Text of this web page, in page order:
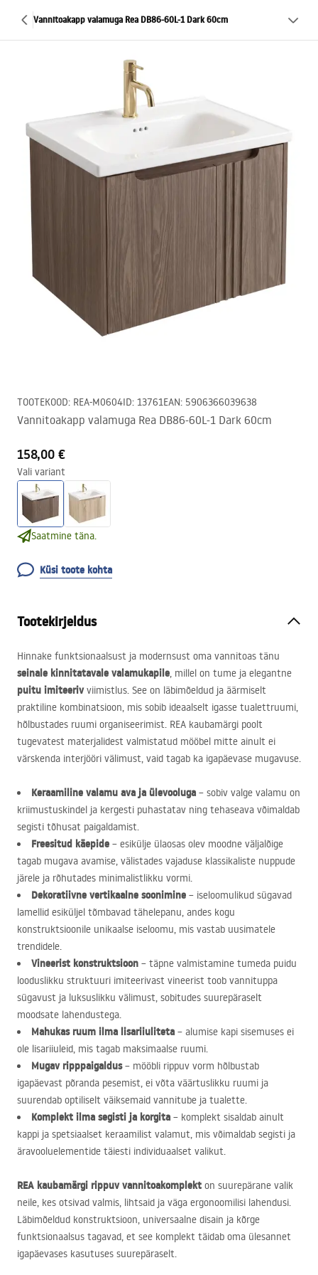
Vannitoakapp valamuga Rea DB86-60L-1 Dark 60cm
TOOTEKOOD: REA-M0604ID: 13761EAN: 5906366039638
Vannitoakapp valamuga Rea DB86-60L-1 Dark 60cm
158,00 €
Vali variant
Saatmine täna.
Küsi toote kohta
Tootekirjeldus
Hinnake funktsionaalsust ja modernsust oma vannitoas tänu
seinale kinnitatavale valamukapile, millel on tume ja elegantne
puitu imiteerivviimistlus. See on läbimõeldud ja äärmiselt
praktiline kombinatsioon, mis sobib ideaalselt igasse tualettruumi,
hõlbustades ruumi organiseerimist. REA kaubamärgi poolt
tugevatest materjalidest valmistatud mööbel mitte ainult ei
värskenda interjööri välimust, vaid tagab ka igapäevase mugavuse.
Keraamiline valamu ava ja ülevooluga – sobiv valge valamu on
kriimustuskindel ja kergesti puhastatav ning tehaseava võimaldab
segisti tõhusat paigaldamist.
Freesitud käepide – esikülje ülaosas olev moodne väljalõige
tagab mugava avamise, välistades vajaduse klassikaliste nuppude
järele ja rõhutades minimalistlikku vormi.
Dekoratiivne vertikaalne soonimine – iseloomulikud sügavad
lamellid esiküljel tõmbavad tähelepanu, andes kogu
konstruktsioonile unikaalse iseloomu, mis vastab uusimatele
trendidele.
Vineerist konstruktsioon – täpne valmistamine tumeda puidu
looduslikku struktuuri imiteerivast vineerist toob vannituppa
sügavust ja luksuslikku välimust, sobitudes suurepäraselt
moodsate lahendustega.
Mahukas ruum ilma lisariiuliteta – alumise kapi sisemuses ei
ole lisariiuleid, mis tagab maksimaalse ruumi.
Mugav ripppaigaldus– mööbli rippuv vorm hõlbustab
igapäevast põranda pesemist, ei võta väärtuslikku ruumi ja
suurendab optiliselt väiksemaid vannitube ja tualette.
Komplekt ilma segisti ja korgita – komplekt sisaldab ainult
kappi ja spetsiaalset keraamilist valamut, mis võimaldab segisti ja
äravooluelementide täiesti individuaalset valikut.
REA kaubamärgi rippuv vannitoakomplekt on suurepärane valik
neile, kes otsivad valmis, lihtsaid ja väga ergonoomilisi lahendusi.
Läbimõeldud konstruktsioon, universaalne disain ja kõrge
funktsionaalsus tagavad, et see komplekt täidab oma ülesannet
igapäevases kasutuses suurepäraselt.